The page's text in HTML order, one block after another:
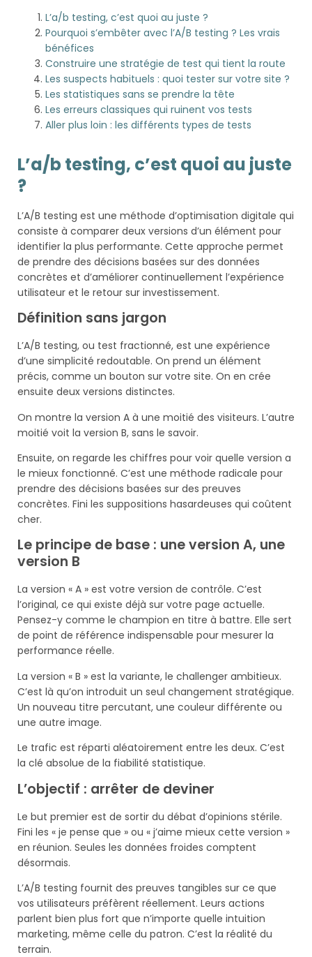
L’a/b testing, c’est quoi au juste ?
Pourquoi s’embêter avec l’A/B testing ? Les vrais
bénéfices
Construire une stratégie de test qui tient la route
Les suspects habituels : quoi tester sur votre site ?
Les statistiques sans se prendre la tête
Les erreurs classiques qui ruinent vos tests
Aller plus loin : les différents types de tests
L’a/b testing, c’est quoi au juste
?
L’A/B testing est une méthode d’optimisation digitale qui
consiste à comparer deux versions d’un élément pour
identifier la plus performante. Cette approche permet
de prendre des décisions basées sur des données
concrètes et d’améliorer continuellement l’expérience
utilisateur et le retour sur investissement.
Définition sans jargon
L’A/B testing, ou test fractionné, est une expérience
d’une simplicité redoutable. On prend un élément
précis, comme un bouton sur votre site. On en crée
ensuite deux versions distinctes.
On montre la version A à une moitié des visiteurs. L’autre
moitié voit la version B, sans le savoir.
Ensuite, on regarde les chiffres pour voir quelle version a
le mieux fonctionné. C’est une méthode radicale pour
prendre des décisions basées sur des preuves
concrètes. Fini les suppositions hasardeuses qui coûtent
cher.
Le principe de base : une version A, une
version B
La version « A » est votre version de contrôle. C’est
l’original, ce qui existe déjà sur votre page actuelle.
Pensez-y comme le champion en titre à battre. Elle sert
de point de référence indispensable pour mesurer la
performance réelle.
La version « B » est la variante, le challenger ambitieux.
C’est là qu’on introduit un seul changement stratégique.
Un nouveau titre percutant, une couleur différente ou
une autre image.
Le trafic est réparti aléatoirement entre les deux. C’est
la clé absolue de la fiabilité statistique.
L’objectif : arrêter de deviner
Le but premier est de sortir du débat d’opinions stérile.
Fini les « je pense que » ou « j’aime mieux cette version »
en réunion. Seules les données froides comptent
désormais.
L’A/B testing fournit des preuves tangibles sur ce que
vos utilisateurs préfèrent réellement. Leurs actions
parlent bien plus fort que n’importe quelle intuition
marketing, même celle du patron. C’est la réalité du
terrain.